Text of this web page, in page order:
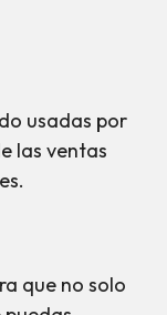
usadas por
las ventas
que no solo